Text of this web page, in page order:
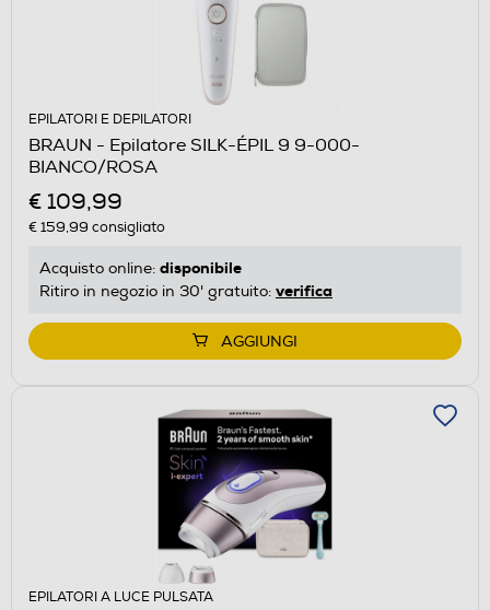
EPILATORI E DEPILATORI
BRAUN - Epilatore SILK-ÉPIL 9 9-000-
BIANCO/ROSA
€ 109,99
€ 159,99 consigliato
Acquisto online: disponibile
Ritiro in negozio in 30' gratuito: verifica
AGGIUNGI
EPILATORI A LUCE PULSATA